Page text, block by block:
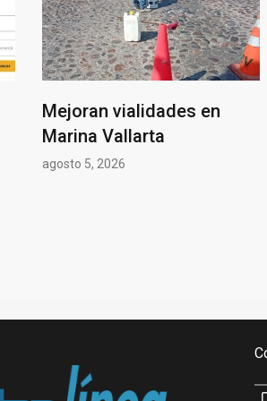
Mejoran vialidades en
Marina Vallarta
agosto 5, 2026